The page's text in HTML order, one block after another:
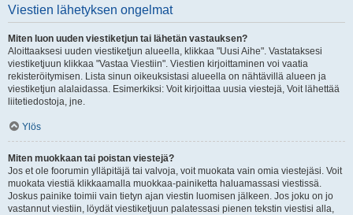
Viestien lähetyksen ongelmat
Miten luon uuden viestiketjun tai lähetän vastauksen?
Aloittaaksesi uuden viestiketjun alueella, klikkaa "Uusi Aihe". Vastataksesi
viestiketjuun klikkaa "Vastaa Viestiin". Viestien kirjoittaminen voi vaatia
rekisteröitymisen. Lista sinun oikeuksistasi alueella on nähtävillä alueen ja
viestiketjun alalaidassa. Esimerkiksi: Voit kirjoittaa uusia viestejä, Voit lähettää
liitetiedostoja, jne.
Ylös
Miten muokkaan tai poistan viestejä?
Jos et ole foorumin ylläpitäjä tai valvoja, voit muokata vain omia viestejäsi. Voit
muokata viestiä klikkaamalla muokkaa-painiketta haluamassasi viestissä.
Joskus painike toimii vain tietyn ajan viestin luomisen jälkeen. Jos joku on jo
vastannut viestiin, löydät viestiketjuun palatessasi pienen tekstin viestisi alla,